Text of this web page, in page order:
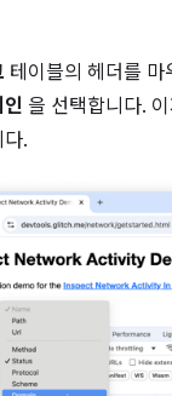
테이블의 헤더를
을 선택합니다.
.